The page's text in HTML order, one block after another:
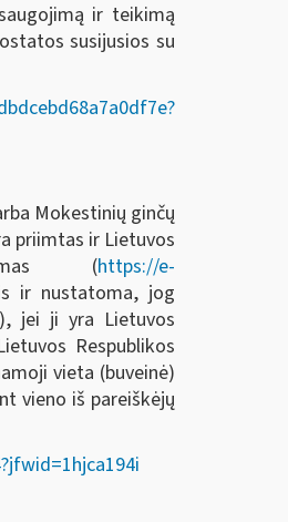
ir teikimą
susijusios su
Mokestinių ginčų
priimtas ir Lietuvos
(https://e-
ir nustatoma, jog
jei ji yra Lietuvos
Respublikos
vieta (buveinė)
vieno iš pareiškėjų